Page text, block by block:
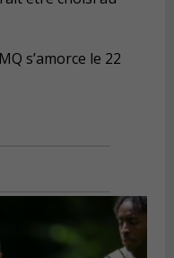
s’amorce le 22